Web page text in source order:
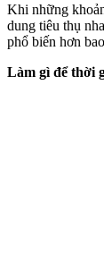
Khi những
dung tiêu thụ
phổ biến hơn
Làm gì để thời